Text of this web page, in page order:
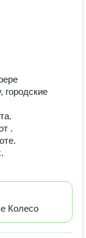
городские
.
Колесо